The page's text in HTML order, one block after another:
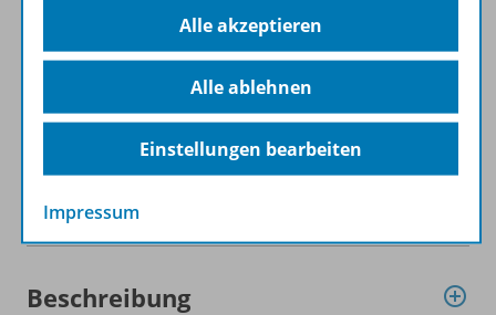
ZU DEN ABO-ANGEBOTEN
Informationen
Beschreibung
Alle akzeptieren
Alle ablehnen
Einstellungen bearbeiten
Impressum